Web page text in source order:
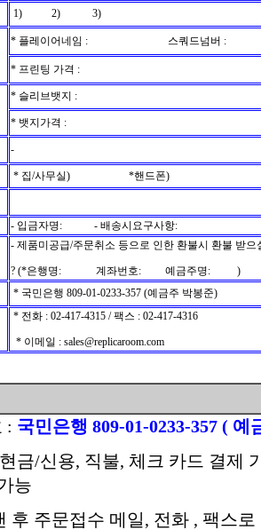
1) 2) 3)
* 플레이어네임 : 스쿼드넘버 :
* 프린팅 가격 :
* 슬리브뱃지 :
* 뱃지가격 :
-
* 집/사무실) *핸드폰)
- 입금자명: - 배송시요구사항:
- 제품미공급/주문취소 등으로 인한 환불시 환불 받으
? (*은행명: 계좌번호: 예금주명: )
* 국민은행 809-01-0233-357 (예금주 박봉준)
* 전화 : 02-417-4315 / 팩스 : 02-417-4316
* 이메일 : sales@replicaroom.com
: 국민은행 809-01-0233-357 ( 예
금/신용, 직불, 체크 카드 결제
능
후 주문접수 메일, 전화 , 팩스